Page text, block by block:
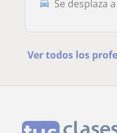
Se desplaza
Ver todos los